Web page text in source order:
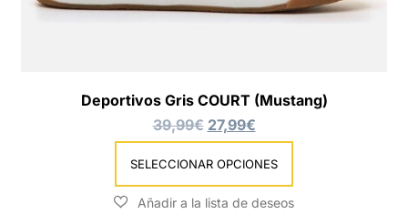
Deportivos Gris COURT (Mustang)
39,99€ 27,99€
SELECCIONAR OPCIONES